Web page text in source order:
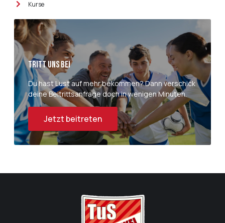
Kurse
Tritt uns bei
Du hast Lust auf mehr bekommen? Dann verschick
deine Beitrittsanfrage doch in wenigen Minuten.
Jetzt beitreten